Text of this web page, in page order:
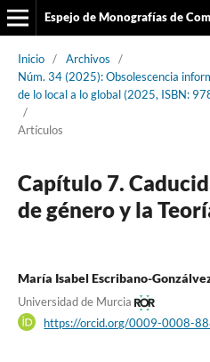
Espejo de Monografías de
Inicio / Archivos
/
Núm. 34 (2025): Obsolescencia
de lo local a lo global (2025, ISBN:
/
Artículos
Capítulo 7.
de género y la
María Isabel Escribano-
Universidad de Murcia
https://orcid.org/0009-0008-